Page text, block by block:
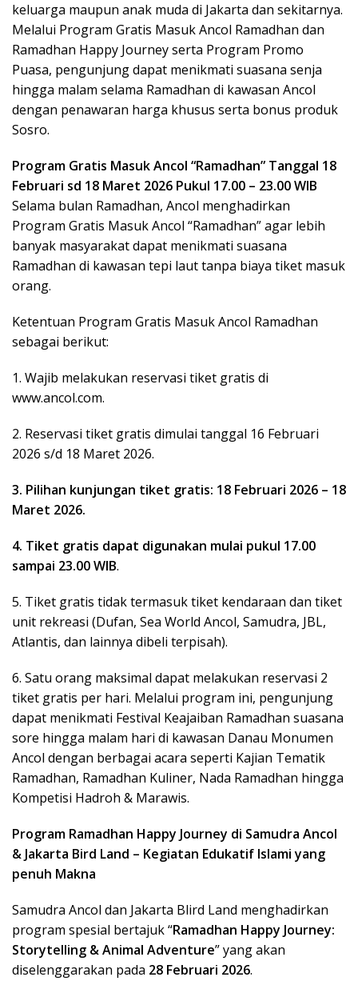
keluarga maupun anak muda di Jakarta dan sekitarnya.
Melalui Program Gratis Masuk Ancol Ramadhan dan
Ramadhan Happy Journey serta Program Promo
Puasa, pengunjung dapat menikmati suasana senja
hingga malam selama Ramadhan di kawasan Ancol
dengan penawaran harga khusus serta bonus produk
Sosro.
Program Gratis Masuk Ancol “Ramadhan” Tanggal 18
Februari sd 18 Maret 2026 Pukul 17.00 – 23.00 WIB
Selama bulan Ramadhan, Ancol menghadirkan
Program Gratis Masuk Ancol “Ramadhan” agar lebih
banyak masyarakat dapat menikmati suasana
Ramadhan di kawasan tepi laut tanpa biaya tiket masuk
orang.
Ketentuan Program Gratis Masuk Ancol Ramadhan
sebagai berikut:
1. Wajib melakukan reservasi tiket gratis di
www.ancol.com.
2. Reservasi tiket gratis dimulai tanggal 16 Februari
2026 s/d 18 Maret 2026.
3. Pilihan kunjungan tiket gratis: 18 Februari 2026 – 18
Maret 2026.
4. Tiket gratis dapat digunakan mulai pukul 17.00
sampai 23.00 WIB.
5. Tiket gratis tidak termasuk tiket kendaraan dan tiket
unit rekreasi (Dufan, Sea World Ancol, Samudra, JBL,
Atlantis, dan lainnya dibeli terpisah).
6. Satu orang maksimal dapat melakukan reservasi 2
tiket gratis per hari. Melalui program ini, pengunjung
dapat menikmati Festival Keajaiban Ramadhan suasana
sore hingga malam hari di kawasan Danau Monumen
Ancol dengan berbagai acara seperti Kajian Tematik
Ramadhan, Ramadhan Kuliner, Nada Ramadhan hingga
Kompetisi Hadroh & Marawis.
Program Ramadhan Happy Journey di Samudra Ancol
& Jakarta Bird Land – Kegiatan Edukatif Islami yang
penuh Makna
Samudra Ancol dan Jakarta Blird Land menghadirkan
program spesial bertajuk “Ramadhan Happy Journey:
Storytelling & Animal Adventure” yang akan
diselenggarakan pada 28 Februari 2026.